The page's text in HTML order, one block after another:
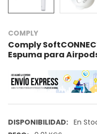
COMPLY
Comply
Espuma para
DISPONIBILIDAD: En